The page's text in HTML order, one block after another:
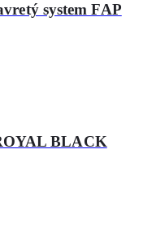
system FAP
BLACK